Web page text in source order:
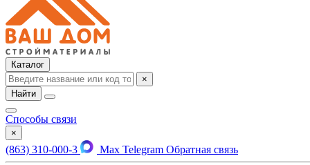
Каталог
×
Найти
Способы связи
×
(863) 310-000-3 Max Telegram Обратная связь